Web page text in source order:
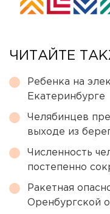
ЧИТАЙТЕ
Ребенка на
Екатеринбурге
Челябинцев
выходе из
Численность
постепенно
Ракетная
Оренбургской